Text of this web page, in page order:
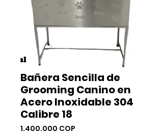
Bañera Sencilla de
Grooming Canino en
Acero Inoxidable 304
Calibre 18
1.400.000 COP